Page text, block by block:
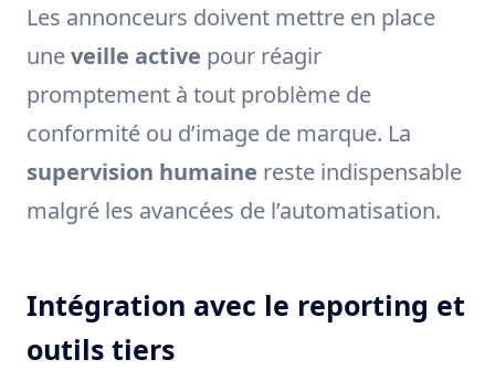
Les annonceurs doivent mettre en place
uneveille active pour réagir
promptement à tout problème de
conformité ou d’image de marque. La
supervision humaine reste indispensable
malgré les avancées de l’automatisation.
Intégration avec le reporting et
outils tiers